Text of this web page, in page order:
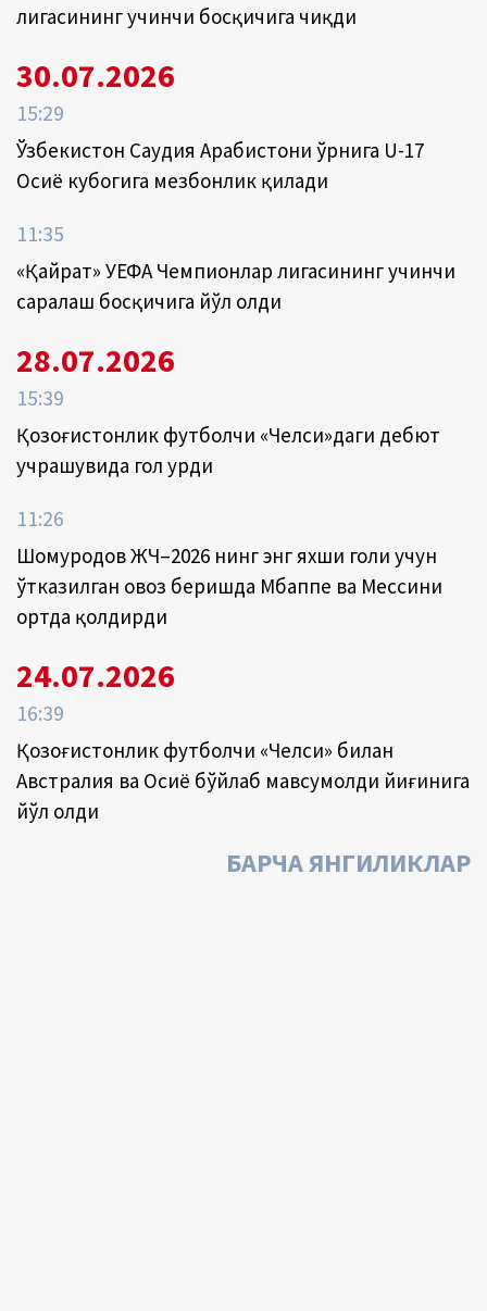
лигасининг учинчи босқичига чиқди
30.07.2026
15:29
Ўзбекистон Саудия Арабистони ўрнига U-17
Осиё кубогига мезбонлик қилади
11:35
«Қайрат» УЕФА Чемпионлар лигасининг учинчи
саралаш босқичига йўл олди
28.07.2026
15:39
Қозоғистонлик футболчи «Челси»даги дебют
учрашувида гол урди
11:26
Шомуродов ЖЧ–2026 нинг энг яхши голи учун
ўтказилган овоз беришда Мбаппе ва Мессини
ортда қолдирди
24.07.2026
16:39
Қозоғистонлик футболчи «Челси» билан
Австралия ва Осиё бўйлаб мавсумолди йиғинига
йўл олди
БАРЧА ЯНГИЛИКЛАР